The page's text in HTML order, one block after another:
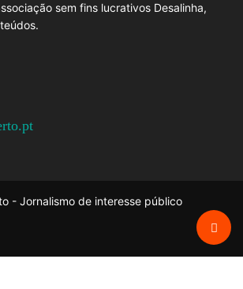
sem fins lucrativos Desalinha,
- Jornalismo de interesse público